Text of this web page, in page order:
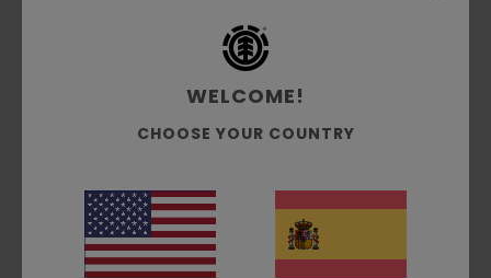
colaboración con artistas hemos contado con
Donnie O’Donnell originario de Manchester,
Inglaterra. Su interpretación de las plantas y los
fabricada con una mezcla de algodón reciclado y
virgen, y franela cómoda en el interior. Lleva un
parche de fieltro bordado con el arte floral de
WELCOME!
CHOOSE YOUR COUNTRY